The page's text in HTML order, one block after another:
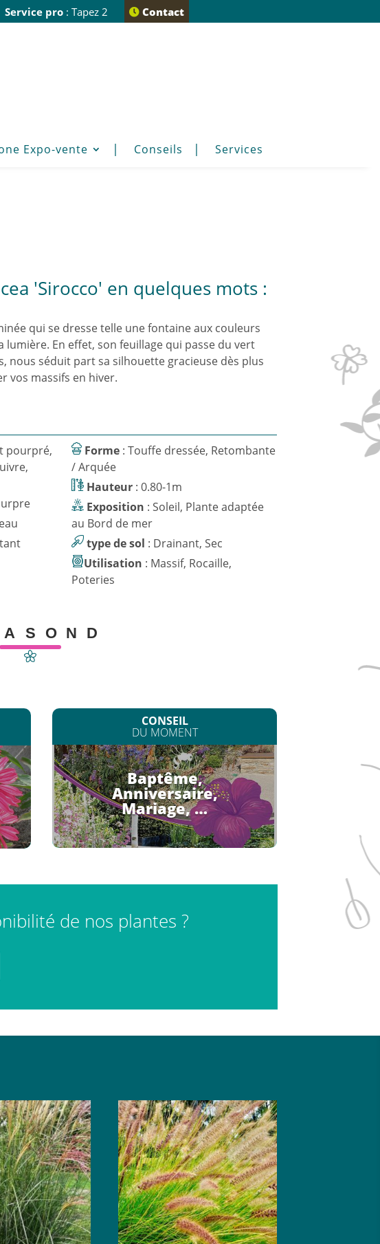
Service pro: Tapez 2 Contact
Expo-vente Conseils Services
'Sirocco' en quelques mots :
qui se dresse telle une fontaine aux couleurs
lumière. En effet, son feuillage qui passe du vert
nous séduit part sa silhouette gracieuse dès plus
vos massifs en hiver.
Forme : Touffe dressée, Retombante
/ Arquée
Hauteur : 0.80-1m
Exposition : Soleil, Plante adaptée
au Bord de mer
type de sol
: Drainant, Sec
Utilisation : Massif, Rocaille,
Poteries
A S O N D
CONSEIL
DU MOMENT
Baptême,
Anniversaire,
Mariage, …
de nos plantes ?